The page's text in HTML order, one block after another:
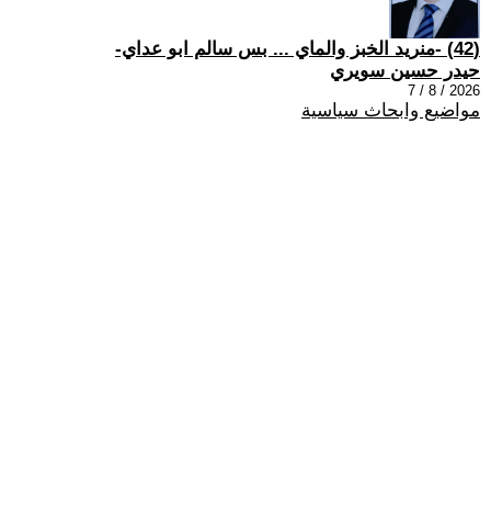
(42) -منريد الخبز والماي ... بس سالم ابو عداي-
حيدر حسين سويري
2026 / 8 / 7
مواضيع وابحاث سياسية